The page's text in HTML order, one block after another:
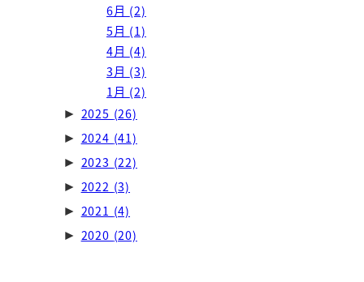
6月 (2)
5月 (1)
4月 (4)
3月 (3)
1月 (2)
► 2025 (26)
► 2024 (41)
► 2023 (22)
► 2022 (3)
► 2021 (4)
► 2020 (20)